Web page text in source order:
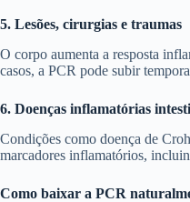
5. Lesões, cirurgias e traumas
O corpo aumenta a resposta
casos, a PCR pode subir
6. Doenças inflamatórias
Condições como doença de
marcadores inflamatórios,
Como baixar a PCR